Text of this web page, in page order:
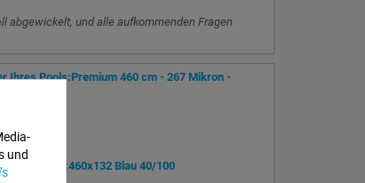
abgewickelt, und alle aufkommenden Fragen
Ihres Pools:Premium 460 cm - 267 Mikron -
Ihres Pools:460x132 Blau 40/100
und